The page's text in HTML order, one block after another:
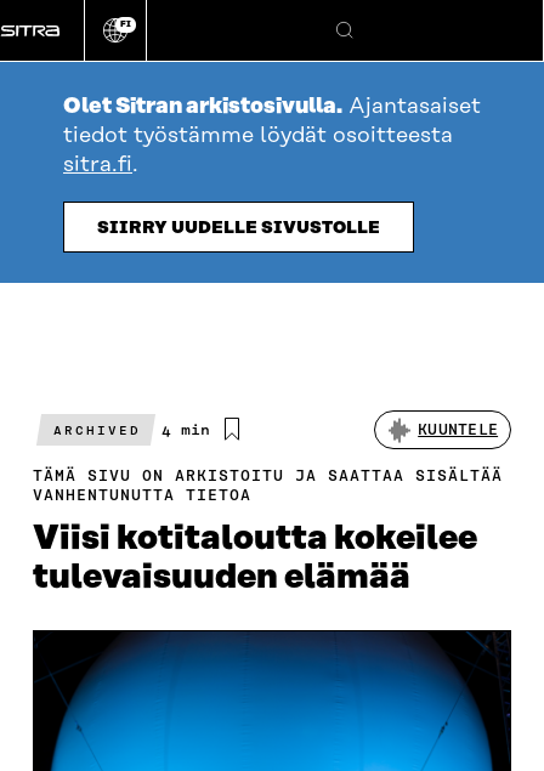
suoraan
sisältöön
Vaihda
kieli
FI
Hae
Olet Sitran arkistosivulla. Ajantasaiset
tiedot työstämme löydät osoitteesta
sitra.fi.
SIIRRY UUDELLE SIVUSTOLLE
ARCHIVED
Arvioitu
4 min KUUNTELE
TÄMÄ SIVU ON ARKISTOITU JA SAATTAA SISÄLTÄÄ
VANHENTUNUTTA TIETOA
Viisi kotitaloutta kokeilee
tulevaisuuden elämää